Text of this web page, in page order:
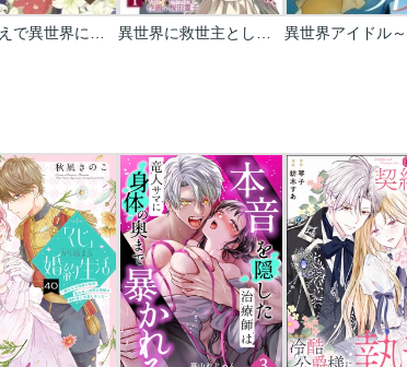
巻き添えで異世界に喚び出されたので､世界観無視して和菓子作ります【単話】 異世界に救世主として喚ばれましたが､アラサーには無理なので､ひっそりブックカフェ始めました｡【単話】